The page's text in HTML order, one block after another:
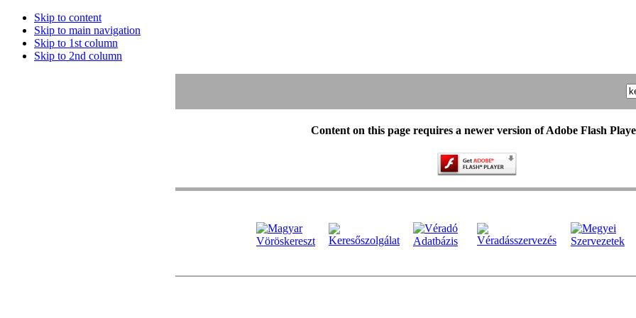
Skip to content
Skip to main navigation
Skip to 1st column
Skip to 2nd column
Content on this page requires a newer version of Adobe Flash